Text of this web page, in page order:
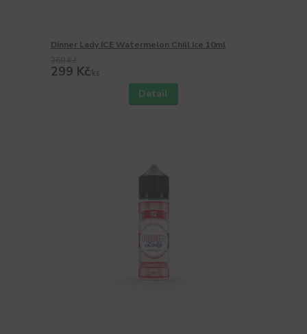
Dinner Lady ICE Watermelon Chill Ice 10ml
299 Kč/ks
Detail